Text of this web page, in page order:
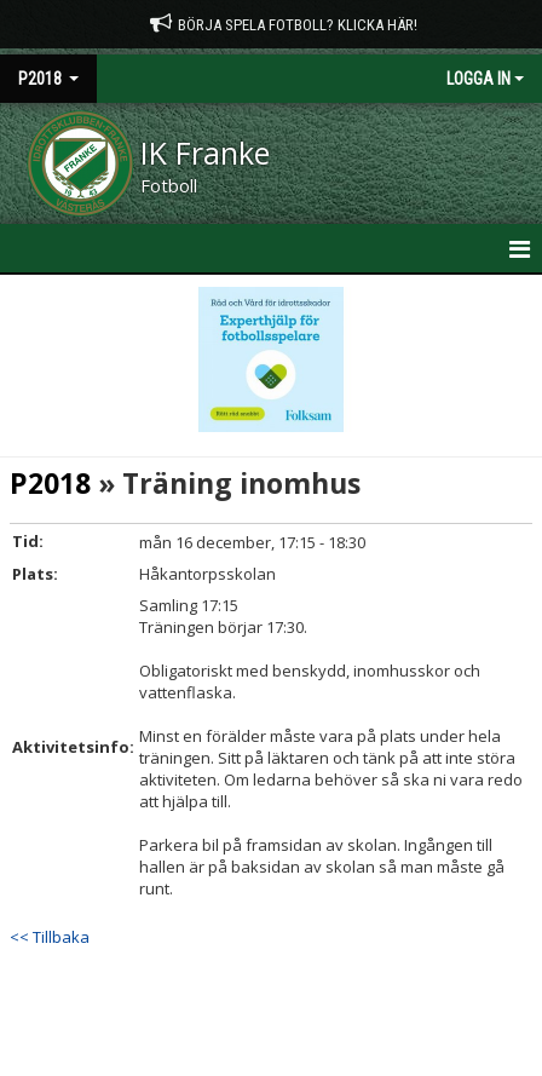
BÖRJA SPELA FOTBOLL? KLICKA HÄR!
P2018 LOGGA IN
IK Franke
Fotboll
P2018 » Träning inomhus
Tid:
mån 16 december, 17:15 - 18:30
Plats:
Håkantorpsskolan
Aktivitetsinfo:
Samling 17:15
Träningen börjar 17:30.
Obligatoriskt med benskydd, inomhusskor och
vattenflaska.
Minst en förälder måste vara på plats under hela
träningen. Sitt på läktaren och tänk på att inte störa
aktiviteten. Om ledarna behöver så ska ni vara redo
att hjälpa till.
Parkera bil på framsidan av skolan. Ingången till
hallen är på baksidan av skolan så man måste gå
runt.
<< Tillbaka